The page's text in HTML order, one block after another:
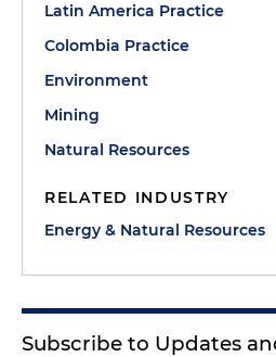
Latin America Practice
Colombia Practice
Environment
Mining
Natural Resources
RELATED INDUSTRY
Energy & Natural Resources
Subscribe to Updates